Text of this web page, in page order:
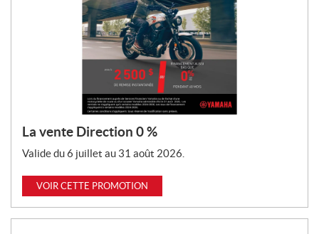
La vente Direction 0 %
Valide du 6 juillet au 31 août 2026.
VOIR CETTE PROMOTION